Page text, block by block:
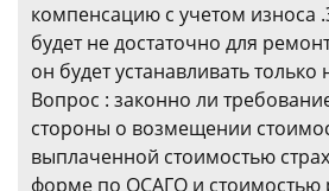
компенсацию с учетом износа
будет не достаточно для
он будет устанавливать только
Вопрос : законно ли
стороны о возмещении
выплаченной стоимостью
форме по ОСАГО и стоимостью